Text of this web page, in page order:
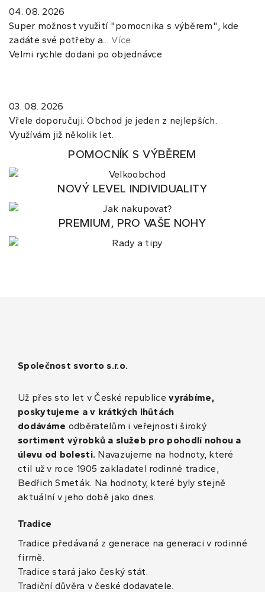
04. 08. 2026
Super možnost využití "pomocnika s výběrem", kde
zadáte své potřeby a...Více
Velmi rychle dodani po objednávce
03. 08. 2026
Vřele doporučuji. Obchod je jeden z nejlepších.
Využívám již několik let.
POMOCNÍK S VÝBĚREM
NOVÝ LEVEL INDIVIDUALITY
PREMIUM, PRO VAŠE NOHY
Společnost svorto s.r.o.
Už přes sto let v České republicevyrábíme,
poskytujeme a v krátkých lhůtách
dodáváme odběratelům i veřejnosti široký
sortiment výrobků a služeb pro pohodlí nohou a
úlevu od bolesti. Navazujeme na hodnoty, které
ctil už v roce 1905 zakladatel rodinné tradice,
Bedřich Smeták. Na hodnoty, které byly stejně
aktuální v jeho době jako dnes.
Tradice
Tradice předávaná z generace na generaci v rodinné
firmě.
Tradice stará jako český stát.
Tradiční důvěra v české dodavatele.